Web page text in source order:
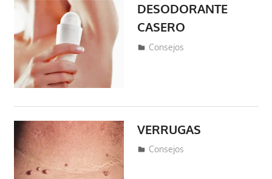
DESODORANTE
CASERO
abril 22, 2019
fraferto2
Consejos
VERRUGAS
abril 21, 2019
fraferto2
Consejos